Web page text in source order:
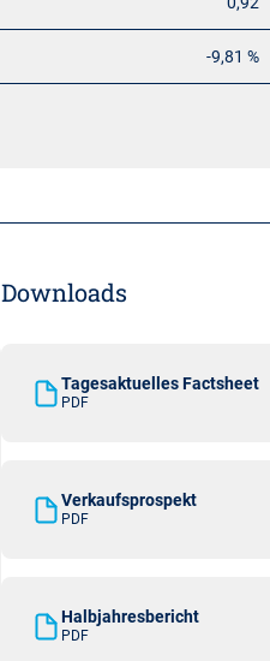
-9,81 %
Downloads
Tagesaktuelles Factsheet
PDF
Verkaufsprospekt
PDF
Halbjahresbericht
PDF